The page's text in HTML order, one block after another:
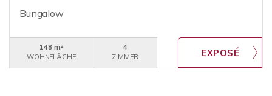
Bungalow
148 m²
WOHNFLÄCHE
4
ZIMMER